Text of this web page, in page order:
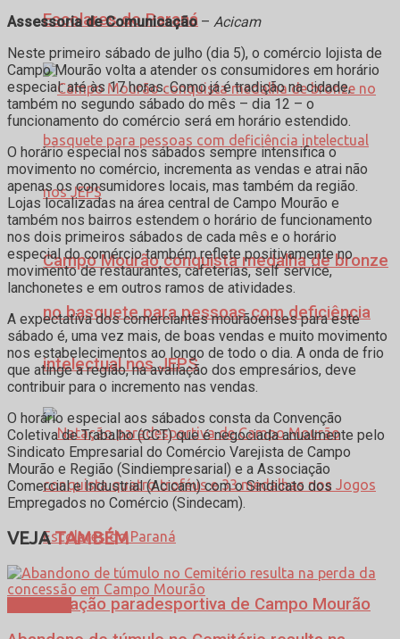
Escolares do Paraná
Campo Mourão conquista medalha de bronze
no basquete para pessoas com deficiência
intelectual nos JEPS
Natação paradesportiva de Campo Mourão
Assessoria de Comunicação– Acicam
Neste primeiro sábado de julho (dia 5), o comércio lojista de
Campo Mourão volta a atender os consumidores em horário
especial: até às 17 horas. Como já é tradição na cidade,
também no segundo sábado do mês – dia 12 – o
funcionamento do comércio será em horário estendido.
O horário especial nos sábados sempre intensifica o
movimento no comércio, incrementa as vendas e atrai não
apenas os consumidores locais, mas também da região.
Lojas localizadas na área central de Campo Mourão e
também nos bairros estendem o horário de funcionamento
nos dois primeiros sábados de cada mês e o horário
especial do comércio também reflete positivamente no
movimento de restaurantes, cafeterias, self service,
lanchonetes e em outros ramos de atividades.
A expectativa dos comerciantes mourãoenses para este
sábado é, uma vez mais, de boas vendas e muito movimento
nos estabelecimentos ao longo de todo o dia. A onda de frio
que atinge a região, na avaliação dos empresários, deve
contribuir para o incremento nas vendas.
O horário especial aos sábados consta da Convenção
Coletiva de Trabalho (CCT) que é negociada anualmente pelo
Sindicato Empresarial do Comércio Varejista de Campo
Mourão e Região (Sindiempresarial) e a Associação
Comercial e Industrial (Acicam) com o Sindicato dos
Empregados no Comércio (Sindecam).
VEJATAMBÉM